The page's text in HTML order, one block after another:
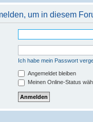
um in diesem
Ich habe mein Passwort
Angemeldet bleiben
Meinen Online-Status